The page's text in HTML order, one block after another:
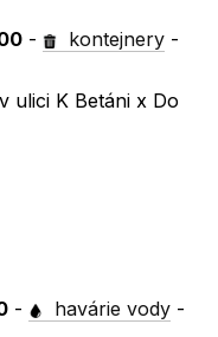
- kontejnery -
ulici K Betáni x Do
- havárie vody -